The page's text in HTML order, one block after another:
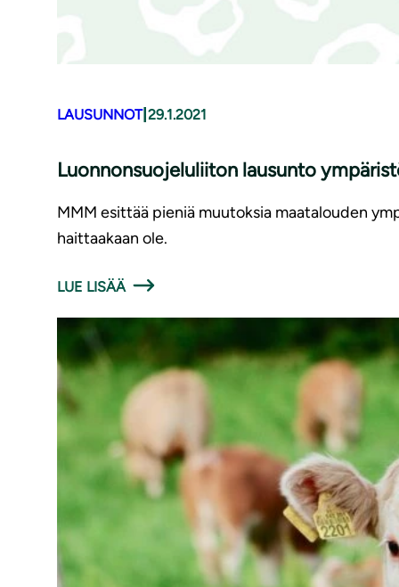
LAUSUNNOT| 29.1.2021
Luon­non­suo­je­lu­lii­ton lausunto
MMM esittää pieniä muutoksia maatalouden
haittaakaan ole.
LUE LISÄÄ